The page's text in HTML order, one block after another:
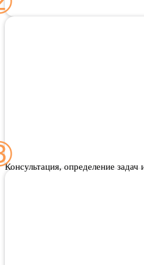
Консультация, определение